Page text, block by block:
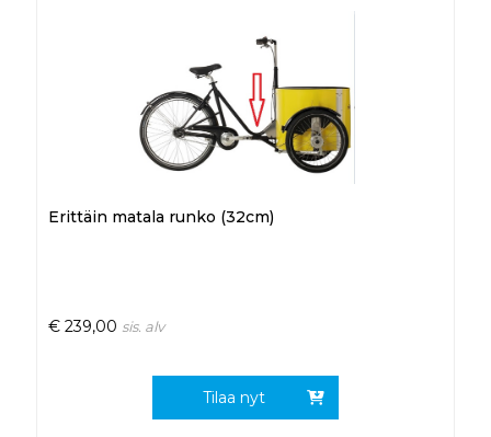
Erittäin matala runko (32cm)
€ 239,00 sis. alv
Tilaa nyt